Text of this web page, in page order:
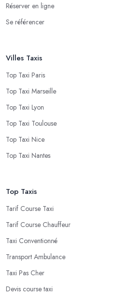
Réserver en ligne
Se référencer
Villes Taxis
Top Taxi Paris
Top Taxi Marseille
Top Taxi Lyon
Top Taxi Toulouse
Top Taxi Nice
Top Taxi Nantes
Top Taxis
Tarif Course Taxi
Tarif Course Chauffeur
Taxi Conventionné
Transport Ambulance
Taxi Pas Cher
Devis course taxi